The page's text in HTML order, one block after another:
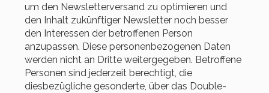
um den Newsletterversand zu optimieren und
den Inhalt zukünftiger Newsletter noch besser
den Interessen der betroffenen Person
anzupassen. Diese personenbezogenen Daten
werden nicht an Dritte weitergegeben. Betroffene
Personen sind jederzeit berechtigt, die
diesbezügliche gesonderte, über das Double-